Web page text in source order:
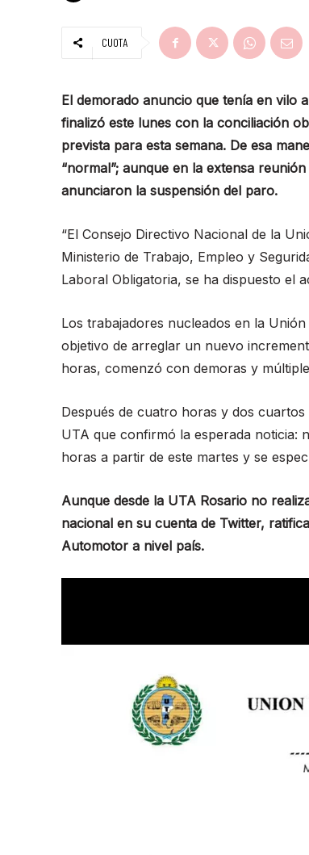
CUOTA
El demorado anuncio que tenía en vilo
finalizó este lunes con la conciliación
prevista para esta semana. De esa
“normal”; aunque en la extensa
anunciaron la suspensión del paro.
“El Consejo Directivo Nacional de la
Ministerio de Trabajo, Empleo y
Laboral Obligatoria, se ha dispuesto el
Los trabajadores nucleados en la
objetivo de arreglar un nuevo
horas, comenzó con demoras y
Después de cuatro horas y dos
UTA que confirmó la esperada noticia:
horas a partir de este martes y se
Aunque desde la UTA Rosario no
nacional en su cuenta de Twitter,
Automotor a nivel país.